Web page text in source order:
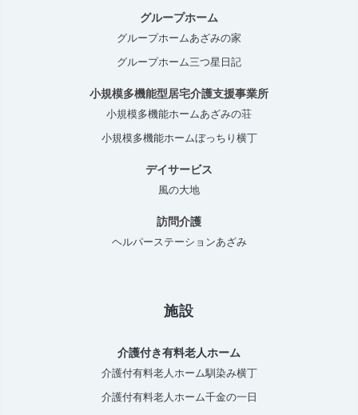
グループホーム
グループホームあざみの家
グループホーム三つ星日記
小規模多機能型居宅介護支援事業所
小規模多機能ホームあざみの荘
小規模多機能ホームぼっちり横丁
デイサービス
風の大地
訪問介護
ヘルパーステーションあざみ
施設
介護付き有料老人ホーム
介護付有料老人ホーム馴染み横丁
介護付有料老人ホーム千金の一日